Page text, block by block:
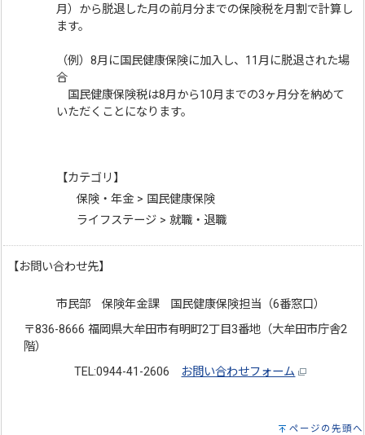
月）から脱退した月の前月分までの保険税を月割で計算し
ます。
（例）8月に国民健康保険に加入し、11月に脱退された場
合
国民健康保険税は8月から10月までの3ヶ月分を納めて
いただくことになります。
【カテゴリ】
保険・年金 > 国民健康保険
ライフステージ > 就職・退職
【お問い合わせ先】
市民部 保険年金課 国民健康保険担当（6番窓口）
〒836-8666 福岡県大牟田市有明町2丁目3番地（大牟田市庁舎2
階）
TEL:0944-41-2606
お問い合わせフォーム
ページの先頭へ